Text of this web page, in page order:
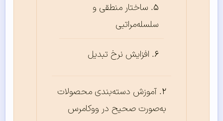
ساختار منطقی و
سلسله‌مراتبی
افزایش نرخ تبدیل
آموزش دسته‌بندی محصولات
به‌صورت صحیح در ووکامرس